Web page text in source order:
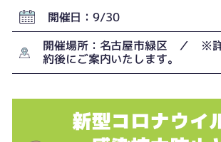
開催日：9/30
開催場所：名古屋市緑区 ／ ※
約後にご案内いたします。